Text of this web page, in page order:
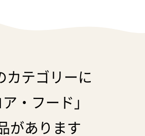
カテゴリーに
ア・フード」
があります